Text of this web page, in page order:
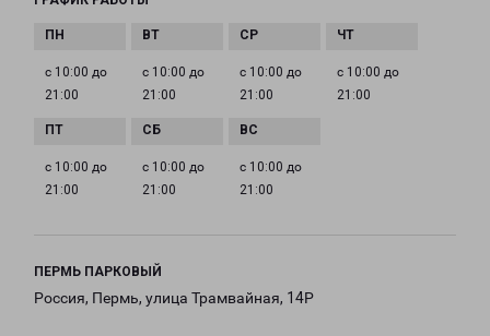
с 10:00 до
21:00
с 10:00 до
21:00
с 10:00 до
21:00
с 10:00 до
21:00
с 10:00 до
21:00
с 10:00 до
21:00
с 10:00 до
21:00
ПЕРМЬ ПАРКОВЫЙ
Россия, Пермь, улица Трамвайная, 14Р